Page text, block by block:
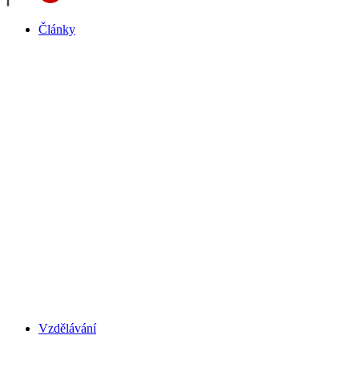
Články
Vzdělávání